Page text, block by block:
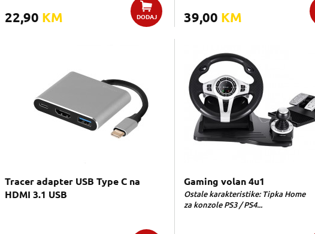
22,90 KM DODAJ 39,00 KM
Tracer adapter USB Type C na
HDMI 3.1 USB
Gaming volan 4u1
Ostale karakteristike: Tipka Home
za konzole PS3 / PS4...